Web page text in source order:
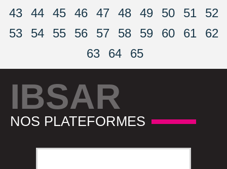
43
44 45 46 47 48 49 50 51
52
53
54 55 56 57 58 59 60 61
62
63
64 65
IBSAR
NOS PLATEFORMES